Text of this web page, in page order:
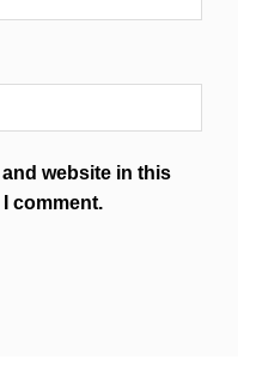
website in this
comment.